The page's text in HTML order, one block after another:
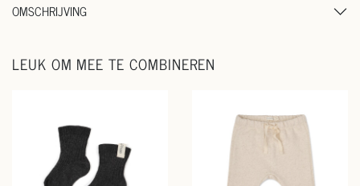
OMSCHRIJVING
LEUK OM MEE TE COMBINEREN